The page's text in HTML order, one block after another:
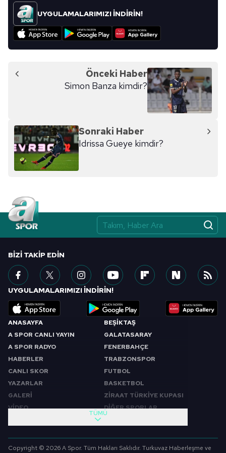
kullanılmaktadır. Bu çerezler vasıtasıyla çeşitli kişisel
verileriniz işlenmekte olup gerekli olan çerezler bilgi
toplumu hizmetlerinin sunulması amacıyla
kullanılmaktadır. Diğer çerezler, sitemizin daha işlevsel
reklam/pazarlama faaliyetlerinin yapılması, amaçlarıyla
sınırlı olarak açık rızanız dahilinde kullanılacaktır.
Çerezlere ilişkin tercihlerinizi aşağıda yer alan panel
vasıtasıyla belirleyebilirsiniz. Çerezlere ilişkin detaylı bilgi
için Ayarlar butonuna tıklayabilir,
Çerez Bilgilendirme
Metnimiziziyaret edebilirsiniz.
6698 sayılı Kişisel Verilerin Korunması Kanunu uyarınca
almak için lütfen
UYGULAMALARIMIZI İNDİRİN!
Önceki Haber
Simon Banza kimdir?
Sonraki Haber
Idrissa Gueye kimdir?
ANASAYFA
A SPOR CANLI YAYIN
A SPOR RADYO
HABERLER
CANLI SKOR
YAZARLAR
GALERİ
VİDEO
BEŞİKTAŞ
GALATASARAY
FENERBAHÇE
TRABZONSPOR
FUTBOL
BASKETBOL
ZİRAAT TÜRKİYE KUPASI
DİĞER SPORLAR
SABAH SPORU
FUTBOL
TÜMÜ
BIZI TAKIP EDIN
UYGULAMALARIMIZI İNDİRİN!
Copyright © 2026 A Spor. Tüm Hakları Saklıdır. Turkuvaz Haberleşme ve